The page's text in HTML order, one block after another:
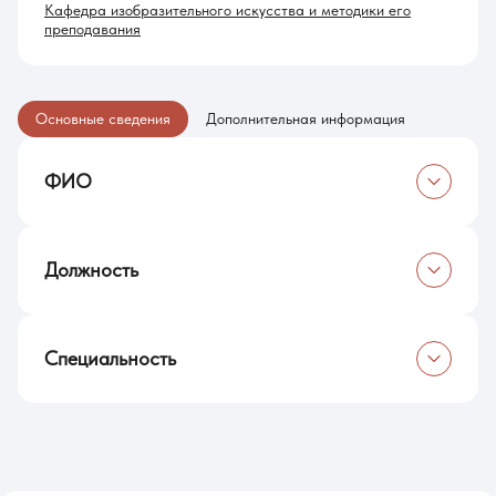
Кафедра изобразительного искусства и методики его
преподавания
Основные сведения Дополнительная информация
ФИО
Должность
Специальность